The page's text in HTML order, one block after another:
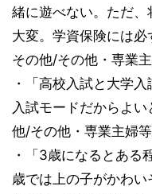
緒に遊べない。ただ
大変。学資保険には
その他/その他・専業
・「高校入試と大学
入試モードだからよ
他/その他・専業主婦
・「3歳になるとある
歳では上の子がかわ